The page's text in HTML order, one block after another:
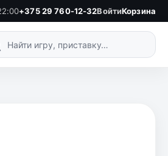
+375 29 760-12-32ВойтиКорзина
по каталогу